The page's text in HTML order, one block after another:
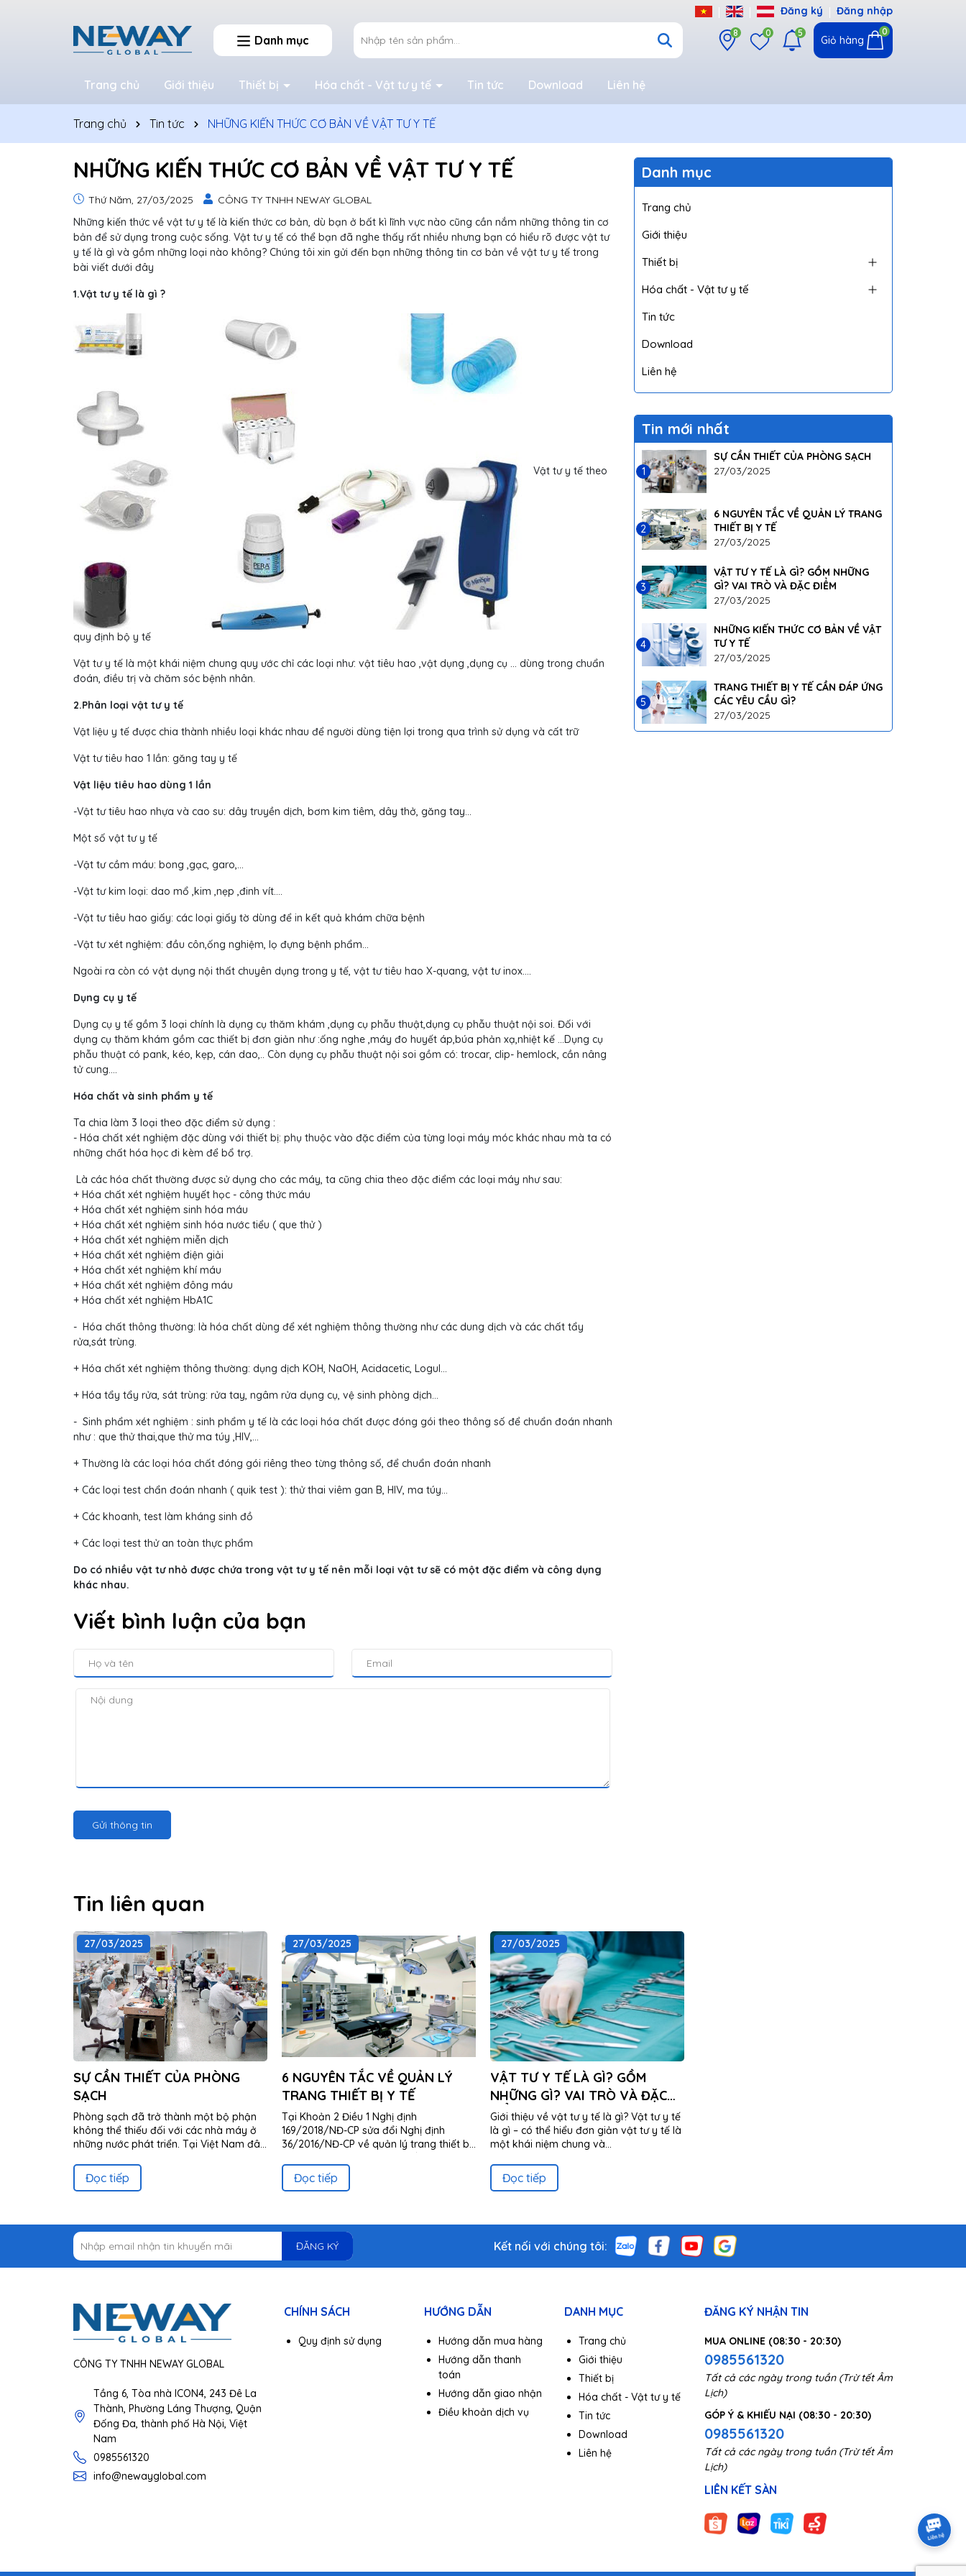
Đăng ký Đăng nhập
Danh mục
8 0 5
Giỏ hàng
0
Trang chủ Giới thiệu Thiết bị Hóa chất - Vật tư y tế Tin tức Download Liên hệ
Trang chủ Tin tức NHỮNG KIẾN THỨC CƠ BẢN VỀ VẬT TƯ Y TẾ
NHỮNG KIẾN THỨC CƠ BẢN VỀ VẬT TƯ Y TẾ
Thứ Năm, 27/03/2025
CÔNG TY TNHH NEWAY GLOBAL
Những kiến thức về vật tư y tế là kiến thức cơ bản, dù bạn ở bất kì lĩnh vực nào cũng cần nắm những thông tin cơ
bản để sử dụng trong cuộc sống. Vật tư y tế có thể bạn đã nghe thấy rất nhiều nhưng bạn có hiểu rõ được vật tư
y tế là gì và gồm những loại nào không? Chúng tôi xin gửi đến bạn những thông tin cơ bản về vật tư y tế trong
bài viết dưới đây
1.Vật tư y tế là gì ?
Vật tư y tế theo
quy định bộ y tế
Vật tư y tế là một khái niệm chung quy ước chỉ các loại như: vật tiêu hao ,vật dụng ,dụng cụ … dùng trong chuẩn
đoán, điều trị và chăm sóc bệnh nhân.
2.Phân loại vật tư y tế
Vật liệu y tế được chia thành nhiều loại khác nhau để người dùng tiện lợi trong qua trình sử dụng và cất trữ
Vật tư tiêu hao 1 lần: găng tay y tế
Vật liệu tiêu hao dùng 1 lần
-Vật tư tiêu hao nhựa và cao su: dây truyền dịch, bơm kim tiêm, dây thở, găng tay…
Một số vật tư y tế
-Vật tư cầm máu: bong ,gạc, garo,…
-Vật tư kim loại: dao mổ ,kim ,nẹp ,đinh vít….
-Vật tư tiêu hao giấy: các loại giấy tờ dùng để in kết quả khám chữa bệnh
-Vật tư xét nghiệm: đầu côn,ống nghiệm, lọ đựng bệnh phẩm…
Ngoài ra còn có vật dụng nội thất chuyên dụng trong y tế, vật tư tiêu hao X-quang, vật tư inox….
Dụng cụ y tế
Dụng cụ y tế gồm 3 loại chính là dụng cụ thăm khám ,dụng cụ phẫu thuật,dụng cụ phẫu thuật nội soi. Đối với
dụng cụ thăm khám gồm cac thiết bị đơn giản như :ống nghe ,máy đo huyết áp,búa phản xạ,nhiệt kế …Dụng cụ
phẫu thuật có pank, kéo, kẹp, cán dao,.. Còn dụng cụ phẫu thuật nội soi gồm có: trocar, clip- hemlock, cần nâng
tử cung….
Hóa chất và sinh phẩm y tế
Ta chia làm 3 loại theo đặc điểm sử dụng :
- Hóa chất xét nghiệm đặc dùng với thiết bị: phụ thuộc vào đặc điểm của từng loại máy móc khác nhau mà ta có
những chất hóa học đi kèm để bổ trợ.
Là các hóa chất thường được sử dụng cho các máy, ta cũng chia theo đặc điểm các loại máy như sau:
+ Hóa chất xét nghiệm huyết học - công thức máu
+ Hóa chất xét nghiệm sinh hóa máu
+ Hóa chất xét nghiệm sinh hóa nước tiểu ( que thử )
+ Hóa chất xét nghiệm miễn dịch
+ Hóa chất xét nghiệm điện giải
+ Hóa chất xét nghiệm khí máu
+ Hóa chất xét nghiệm đông máu
+ Hóa chất xét nghiệm HbA1C
- Hóa chất thông thường: là hóa chất dùng để xét nghiệm thông thường như các dung dịch và các chất tẩy
rửa,sát trùng.
+ Hóa chất xét nghiệm thông thường: dụng dịch KOH, NaOH, Acidacetic, Logul…
+ Hóa tẩy tẩy rửa, sát trùng: rửa tay, ngâm rửa dụng cụ, vệ sinh phòng dịch…
- Sinh phẩm xét nghiệm : sinh phẩm y tế là các loại hóa chất được đóng gói theo thông số để chuẩn đoán nhanh
như : que thử thai,que thử ma túy ,HIV,…
+ Thường là các loại hóa chất đóng gói riêng theo từng thông số, để chuẩn đoán nhanh
+ Các loại test chẩn đoán nhanh ( quik test ): thử thai viêm gan B, HIV, ma túy…
+ Các khoanh, test làm kháng sinh đồ
+ Các loại test thử an toàn thực phẩm
Do có nhiều vật tư nhỏ được chứa trong vật tư y tế nên mỗi loại vật tư sẽ có một đặc điểm và công dụng
khác nhau.
Viết bình luận của bạn
Gửi thông tin
Danh mục
Trang chủ
Giới thiệu
Thiết bị
Hóa chất - Vật tư y tế
Tin tức
Download
Liên hệ
Tin mới nhất
1
SỰ CẦN THIẾT CỦA PHÒNG SẠCH
27/03/2025
2
6 NGUYÊN TẮC VỀ QUẢN LÝ TRANG
THIẾT BỊ Y TẾ
27/03/2025
3
VẬT TƯ Y TẾ LÀ GÌ? GỒM NHỮNG
GÌ? VAI TRÒ VÀ ĐẶC ĐIỂM
27/03/2025
4
NHỮNG KIẾN THỨC CƠ BẢN VỀ VẬT
TƯ Y TẾ
27/03/2025
5
TRANG THIẾT BỊ Y TẾ CẦN ĐÁP ỨNG
CÁC YÊU CẦU GÌ?
27/03/2025
Tin liên quan
27/03/2025
SỰ CẦN THIẾT CỦA PHÒNG
SẠCH
Phòng sạch đã trở thành một bộ phận
không thể thiếu đối với các nhà máy ở
những nước phát triển. Tại Việt Nam đây
Đọc tiếp
27/03/2025
6 NGUYÊN TẮC VỀ QUẢN LÝ
TRANG THIẾT BỊ Y TẾ
Tại Khoản 2 Điều 1 Nghị định
169/2018/NĐ-CP sửa đổi Nghị định
36/2016/NĐ-CP về quản lý trang thiết bị
lý...Đọc tiếp
27/03/2025
VẬT TƯ Y TẾ LÀ GÌ? GỒM
NHỮNG GÌ? VAI TRÒ VÀ ĐẶC
ĐIỂM
Giới thiệu về vật tư y tế là gì? Vật tư y tế
là gì – có thể hiểu đơn giản vật tư y tế là
một khái niệm chung và...
Đọc tiếp
ĐĂNG KÝ Kết nối với chúng tôi:
CÔNG TY TNHH NEWAY GLOBAL
Tầng 6, Tòa nhà ICON4, 243 Đê La
Thành, Phường Láng Thượng, Quận
Đống Đa, thành phố Hà Nội, Việt
Nam
0985561320
info@newayglobal.com
CHÍNH SÁCH
Quy định sử dụng
HƯỚNG DẪN
Hướng dẫn mua hàng
Hướng dẫn thanh
toán
Hướng dẫn giao nhận
Điều khoản dịch vụ
DANH MỤC
Trang chủ
Giới thiệu
Thiết bị
Hóa chất - Vật tư y tế
Tin tức
Download
Liên hệ
ĐĂNG KÝ NHẬN TIN
MUA ONLINE (08:30 - 20:30)
0985561320
Tất cả các ngày trong tuần (Trừ tết Âm
Lịch)
GÓP Ý & KHIẾU NẠI (08:30 - 20:30)
0985561320
Tất cả các ngày trong tuần (Trừ tết Âm
Lịch)
LIÊN KẾT SÀN